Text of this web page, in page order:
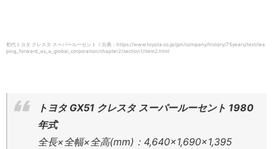
初代トヨタ クレスタ スーパールーセント / 出典：https://www.toyota.co.jp/jpn/company/history/75years/text/lea
ping_forward_as_a_global_corporation/chapter2/section1/item2.html
トヨタ GX51 クレスタ スーパールーセント 1980
年式
全長×全幅×全高(mm)：4,640×1,690×1,395